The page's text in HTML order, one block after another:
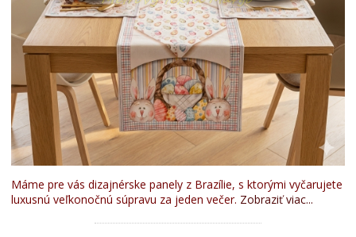
Máme pre vás dizajnérske panely z Brazílie, s ktorými vyčarujete
luxusnú veľkonočnú súpravu za jeden večer. Zobraziť viac...